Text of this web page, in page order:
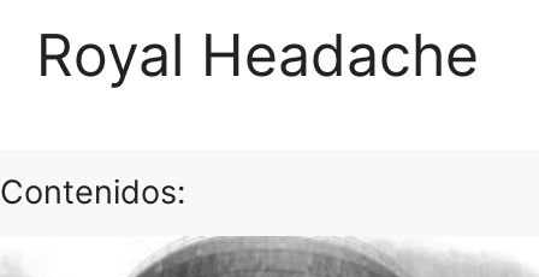
Royal Headache
Contenidos: